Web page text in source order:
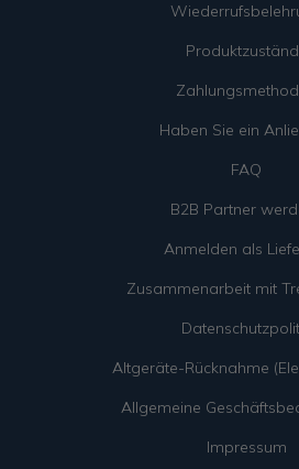
Haben Sie ein
FAQ
B2B Partner
Anmelden als
Zusammenarbeit mit
Altgeräte-Rücknahme
Allgemeine
Impressum